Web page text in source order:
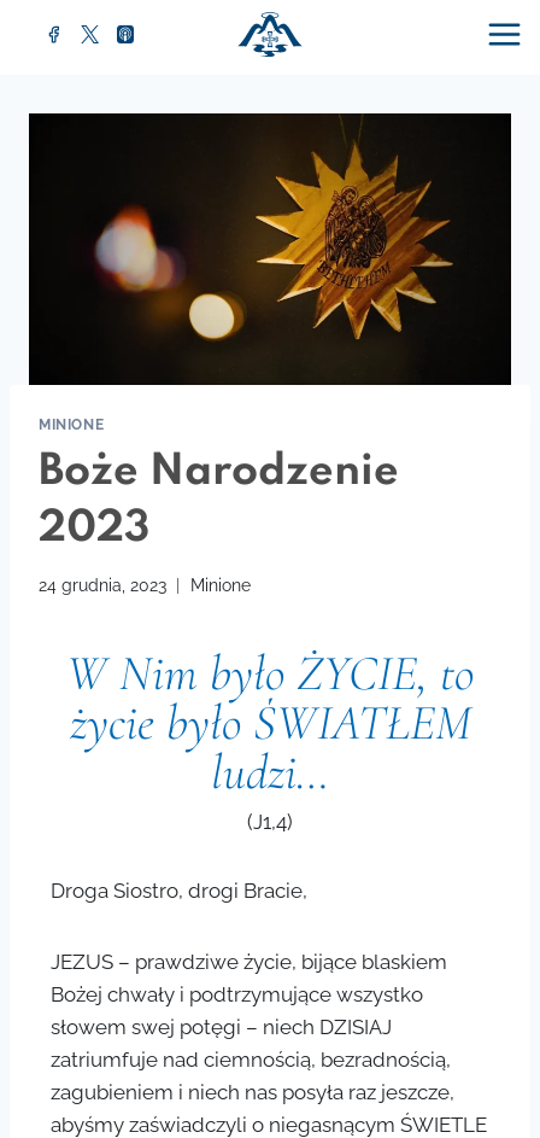
MINIONE
Boże Narodzenie
2023
24 grudnia, 2023 Minione
W Nim było ŻYCIE, to
życie było ŚWIATŁEM
ludzi…
(J1,4)
Droga Siostro, drogi Bracie,
JEZUS – prawdziwe życie, bijące blaskiem
Bożej chwały i podtrzymujące wszystko
słowem swej potęgi – niech DZISIAJ
zatriumfuje nad ciemnością, bezradnością,
zagubieniem i niech nas posyła raz jeszcze,
abyśmy zaświadczyli o niegasnącym ŚWIETLE